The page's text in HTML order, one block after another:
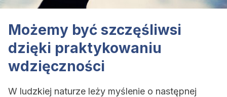
Możemy być szczęśliwsi
dzięki praktykowaniu
wdzięczności
W ludzkiej naturze leży myślenie o następnej